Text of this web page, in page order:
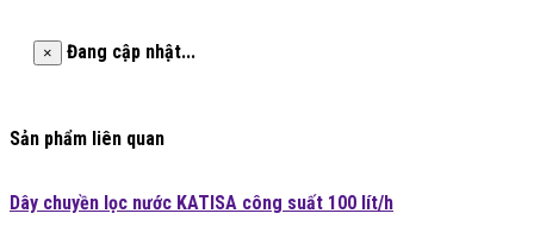
× Đang cập nhật...
Sản phẩm liên quan
Dây chuyền lọc nước KATISA công suất 100 lít/h